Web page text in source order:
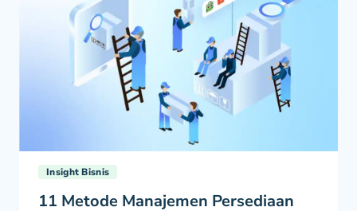
Insight Bisnis
11 Metode Manajemen Persediaan